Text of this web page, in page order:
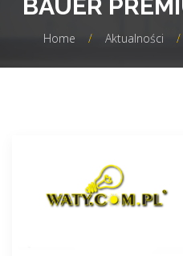
BAUER
Home / Aktualności /